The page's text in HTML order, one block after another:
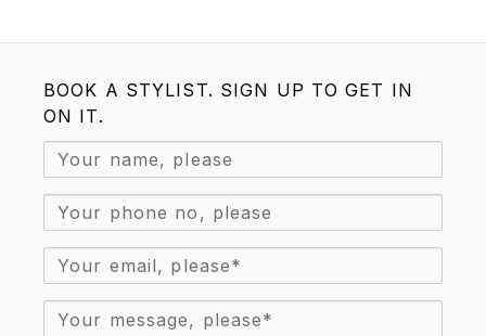
BOOK A STYLIST. SIGN UP TO GET IN
ON IT.